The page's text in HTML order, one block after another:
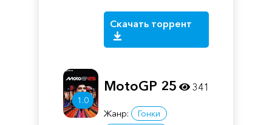
Скачать торрент
1.0
MotoGP 25
Жанр:
Гонки
341